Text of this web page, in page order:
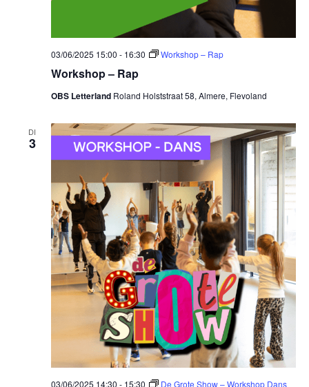
Workshop – Rap
03/06/2025 15:00 - 16:30 Workshop – Rap
OBS Letterland Roland Holststraat 58, Almere, Flevoland
DI
3
03/06/2025 14:30 - 15:30 De Grote Show – Workshop Dans